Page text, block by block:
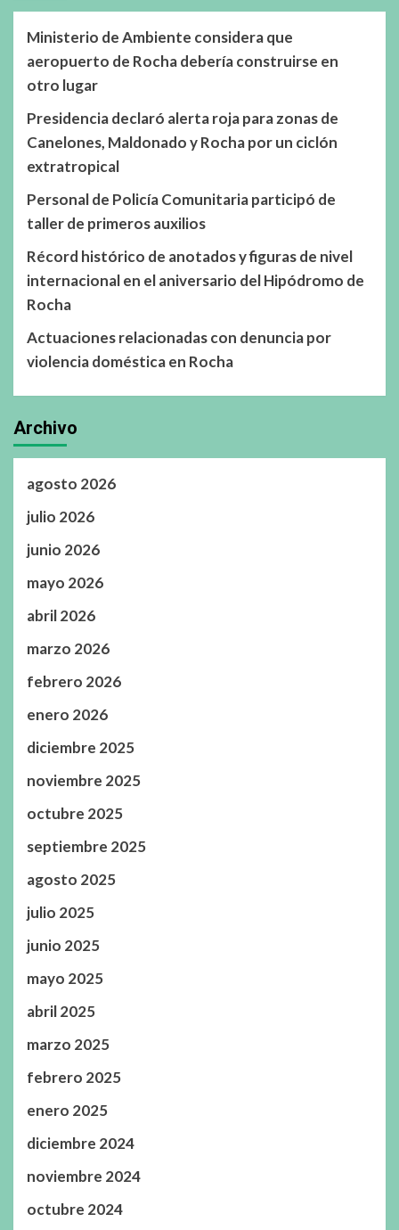
Ministerio de Ambiente considera que
aeropuerto de Rocha debería construirse en
otro lugar
Presidencia declaró alerta roja para zonas de
Canelones, Maldonado y Rocha por un ciclón
extratropical
Personal de Policía Comunitaria participó de
taller de primeros auxilios
Récord histórico de anotados y figuras de nivel
internacional en el aniversario del Hipódromo de
Rocha
Actuaciones relacionadas con denuncia por
violencia doméstica en Rocha
Archivo
agosto 2026
julio 2026
junio 2026
mayo 2026
abril 2026
marzo 2026
febrero 2026
enero 2026
diciembre 2025
noviembre 2025
octubre 2025
septiembre 2025
agosto 2025
julio 2025
junio 2025
mayo 2025
abril 2025
marzo 2025
febrero 2025
enero 2025
diciembre 2024
noviembre 2024
octubre 2024